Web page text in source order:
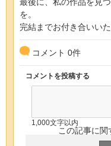
を。
完結までお付き合いい
コメント 0件
コメントを投稿する
1,000文字以内
この記事に